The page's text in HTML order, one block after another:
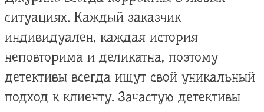
ситуациях. Каждый заказчик
индивидуален, каждая история
неповторима и деликатна, поэтому
детективы всегда ищут свой уникальный
подход к клиенту. Зачастую детективы